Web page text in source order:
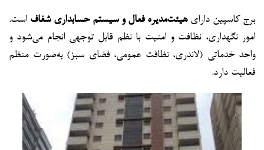
برج کاسپین دارایهیئت‌مدیره فعال و سیستم حسابداری شفاف است.
امور نگهداری، نظافت و امنیت با نظم قابل توجهی انجام می‌شود و
واحد خدماتی (لاندری، نظافت عمومی، فضای سبز) به‌صورت منظم
فعالیت دارد.